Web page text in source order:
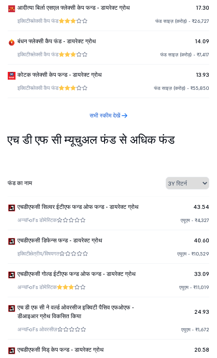
आदीत्या बिर्ला एसएल फ्लेक्सी केप फन्ड - डायरेक्ट ग्रोथ 17.30
इक्विटीफ्लेक्सी कैप फंड फंड साइज़ (करोड़) - ₹26,727
बंधन फ्लेक्सी कैप फंड - डायरेक्ट ग्रोथ 14.09
इक्विटीफ्लेक्सी कैप फंड फंड साइज़ (करोड़) - ₹7,417
कोटक फ्लेक्सी केप फन्ड - डायरेक्ट ग्रोथ 13.93
इक्विटीफ्लेक्सी कैप फंड फंड साइज़ (करोड़) - ₹55,850
सभी स्कीम देखें
एच डी एफ सी म्यूचुअल फंड से अधिक फंड
फंड का नाम
एचडीएफसी सिल्वर ईटीएफ फन्ड ओफ फन्ड - डायरेक्ट ग्रोथ 43.54
अन्यFoFs डोमेस्टिक एयूएम - ₹4,327
एचडीएफसी डिफेन्स फन्ड - डायरेक्ट ग्रोथ 40.60
इक्विटीक्षेत्रीय/विषयगत एयूएम - ₹10,529
एचडीएफसी गोल्ड ईटीएफ फन्ड ओफ फन्ड - डायरेक्ट ग्रोथ 33.09
अन्यFoFs डोमेस्टिक एयूएम - ₹11,019
एच डी एफ सी ने वर्ल्ड ओवरसीज इक्विटी पैसिव एफओएफ -
डीआइआर ग्रोथ विकसित किया
24.93
अन्यFoFs ओवरसीज़ एयूएम - ₹1,672
एचडीएफसी मिड् केप फन्ड - डायरेक्ट ग्रोथ 20.58